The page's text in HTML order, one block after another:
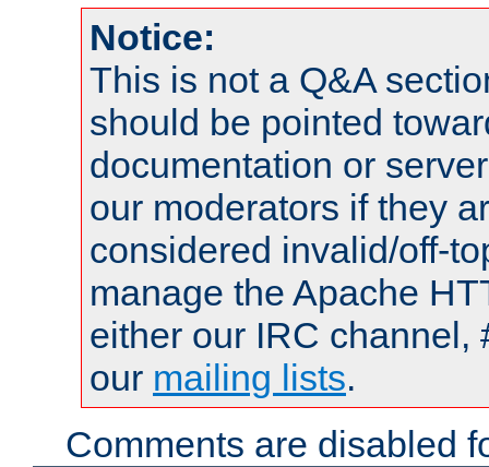
Notice:
This is not a Q&A
should be pointed
documentation or
our moderators if they
considered invalid/off-
manage the Apache
either our IRC channel,
our mailing lists.
Comments are disabled